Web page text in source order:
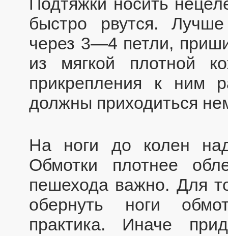
быстро рвутся.
через 3—4 петли,
из мягкой плотной
прикрепления к ним
должны приходиться
На ноги до колен
Обмотки плотнее
пешехода важно. Для
обернуть ноги
практика. Иначе